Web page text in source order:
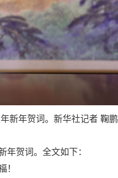
新年贺词。新华社记者 鞠鹏
年贺词。全文如下：
！